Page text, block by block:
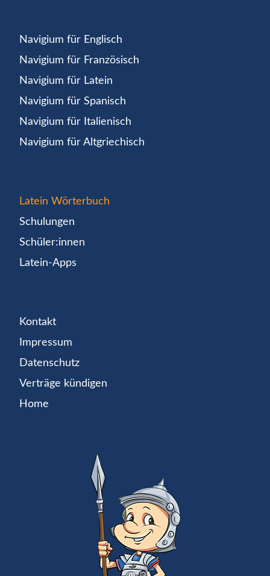
Navigium für Englisch
Navigium für Französisch
Navigium für Latein
Navigium für Spanisch
Navigium für Italienisch
Navigium für Altgriechisch
Latein Wörterbuch
Schulungen
Schüler:innen
Latein-Apps
Kontakt
Impressum
Datenschutz
Verträge kündigen
Home